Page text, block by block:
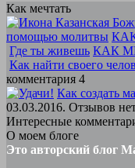
Как мечтать
помощью молитвы
Где ты живешь КАК
Как найти своего
комментария 4
Как создать
03.03.2016. Отзывов
Интересные
О моем блоге
Это авторский блог